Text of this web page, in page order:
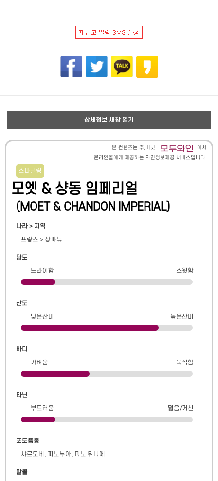
상세정보 새창 열기
본 컨텐츠는 주)비닛
에서
온라인몰에게 제공하는 와인정보제공 서비스입니다.
스파클링
모엣 & 샹동 임페리얼
(MOET & CHANDON IMPERIAL)
나라 > 지역
프랑스 > 상파뉴
당도
드라이함
스윗함
산도
낮은산미
높은산미
바디
가벼움
묵직함
타닌
부드러움
떫음/거친
포도품종
샤르도네, 피노누아, 피노 뮈니에
알콜